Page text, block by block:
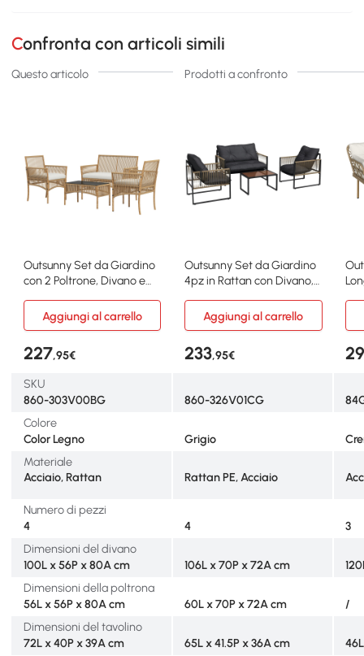
Confronta con articoli simili
Questo articolo Prodotti a confronto
Outsunny Set da Giardino
con 2 Poltrone, Divano e
Outsunny Set da Giardino
4pz in Rattan con Divano,
Aggiungi al carrello
Aggiungi al carrello
227,95€ 233,95€
SKU
860-303V00BG
860-326V01CG
Colore
Color Legno
Grigio
Materiale
Acciaio, Rattan
Rattan PE, Acciaio
Numero di pezzi
4
4
3
Dimensioni del divano
100L x 56P x 80A cm
106L x 70P x 72A cm
Dimensioni della poltrona
56L x 56P x 80A cm
60L x 70P x 72A cm
/
Dimensioni del tavolino
72L x 40P x 39A cm
65L x 41.5P x 36A cm